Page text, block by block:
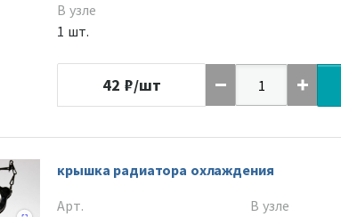
В узле
1 шт.
42 ₽/шт
крышка радиатора охлаждения
Арт.
В узле